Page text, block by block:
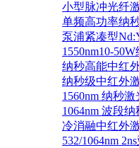
小型脉冲光纤
单频高功率纳
泵浦紧凑型
1550nm10-
纳秒高能中红
纳秒级中红外
1560nm 纳秒
1064nm 波段
冷消融中红外
532/1064nm